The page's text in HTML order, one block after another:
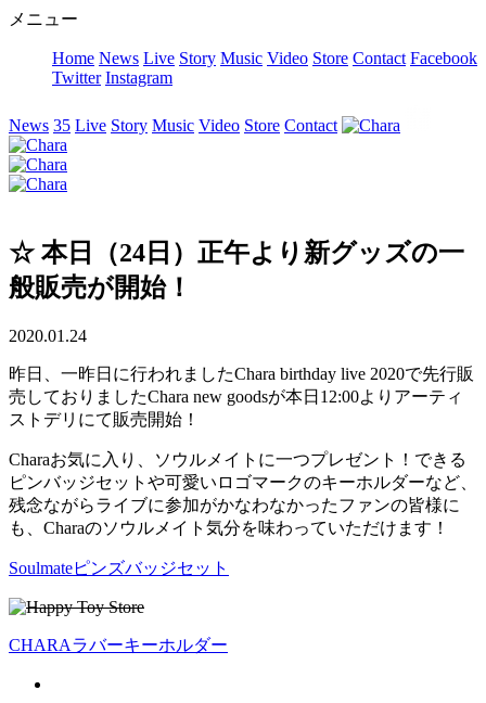
メニュー
Home News Live Story Music Video Store Contact Facebook
Twitter Instagram
News 35 Live Story Music Video Store Contact
☆ 本日（24日）正午より新グッズの一
般販売が開始！
2020.01.24
昨日、一昨日に行われましたChara birthday live 2020で先行販
売しておりましたChara new goodsが本日12:00よりアーティ
ストデリにて販売開始！
Charaお気に入り、ソウルメイトに一つプレゼント！できる
ピンバッジセットや可愛いロゴマークのキーホルダーなど、
残念ながらライブに参加がかなわなかったファンの皆様に
も、Charaのソウルメイト気分を味わっていただけます！
Soulmateピンズバッジセット
CHARAラバーキーホルダー